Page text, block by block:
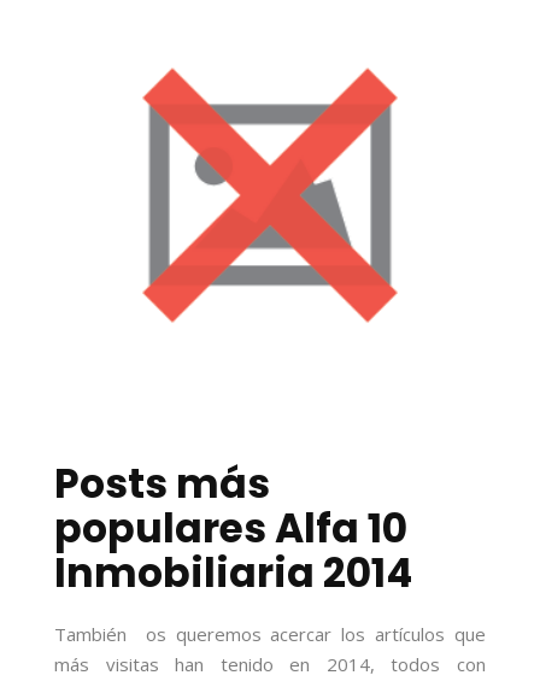
Posts más
populares Alfa 10
Inmobiliaria 2014
También os queremos acercar los artículos que
más visitas han tenido en 2014, todos con